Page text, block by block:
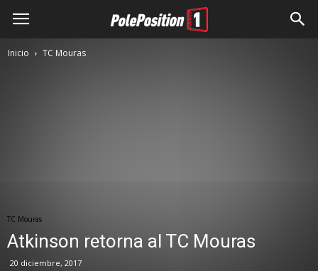
Inicio TC Mouras
TC Mouras
Atkinson retorna al TC Mouras
20 diciembre, 2017